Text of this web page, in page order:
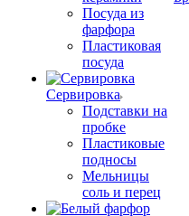
Посуда из
фарфора
Пластиковая
посуда
Сервировка
Подставки на
пробке
Пластиковые
подносы
Мельницы
соль и перец